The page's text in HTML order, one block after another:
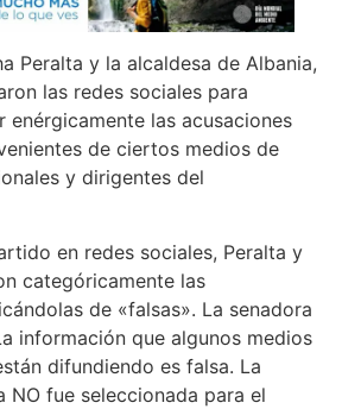
Peralta y la alcaldesa de Albania,
las redes sociales para
enérgicamente las acusaciones
de ciertos medios de
y dirigentes del
en redes sociales, Peralta y
categóricamente las
de «falsas». La senadora
información que algunos medios
difundiendo es falsa. La
NO fue seleccionada para el